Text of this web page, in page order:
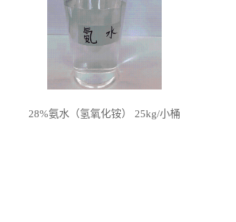
28%氨水（氢氧化铵） 25kg/小桶